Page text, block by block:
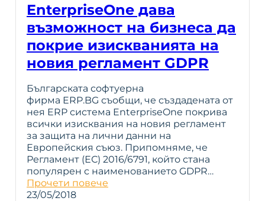
EnterpriseOne дава
възможност на бизнеса да
покрие изискванията на
новия регламент GDPR
Българската софтуерна
фирма ERP.BG съобщи, че създадената от
нея ERP система EnterpriseOne покрива
всички изисквания на новия регламент
за защита на лични данни на
Европейския съюз. Припомняме, че
Регламент (ЕС) 2016/6791, който стана
популярен с наименованието GDPR…
Прочети повече
23/05/2018